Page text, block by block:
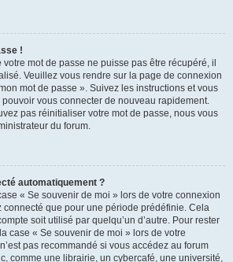
!
mot de passe ne puisse pas être récupéré, il
Veuillez vous rendre sur la page de connexion
mot de passe ». Suivez les instructions et vous
vous connecter de nouveau rapidement.
pas réinitialiser votre mot de passe, nous vous
du forum.
automatiquement ?
« Se souvenir de moi » lors de votre connexion
connecté que pour une période prédéfinie. Cela
soit utilisé par quelqu’un d’autre. Pour rester
case « Se souvenir de moi » lors de votre
pas recommandé si vous accédez au forum
comme une librairie, un cybercafé, une université,